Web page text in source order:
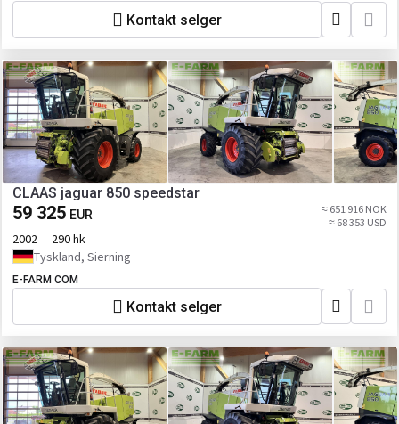
Kontakt selger
CLAAS jaguar 850 speedstar
59 325 EUR
≈ 651 916 NOK
≈ 68 353 USD
2002
290 hk
Tyskland, Sierning
E-FARM COM
Kontakt selger